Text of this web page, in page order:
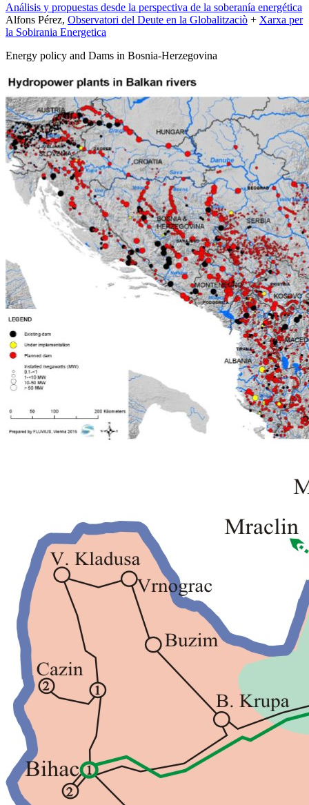
Análisis y propuestas desde la perspectiva de la soberanía energética
Alfons Pérez, Observatori del Deute en la Globalitzaciò + Xarxa per
la Sobirania Energetica
Energy policy and Dams in Bosnia-Herzegovina